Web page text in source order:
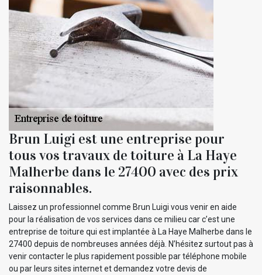
Brun Luigi est une entreprise pour
tous vos travaux de toiture à La Haye
Malherbe dans le 27400 avec des prix
raisonnables.
Laissez un professionnel comme Brun Luigi vous venir en aide
pour la réalisation de vos services dans ce milieu car c’est une
entreprise de toiture qui est implantée à La Haye Malherbe dans le
27400 depuis de nombreuses années déjà. N’hésitez surtout pas à
venir contacter le plus rapidement possible par téléphone mobile
ou par leurs sites internet et demandez votre devis de